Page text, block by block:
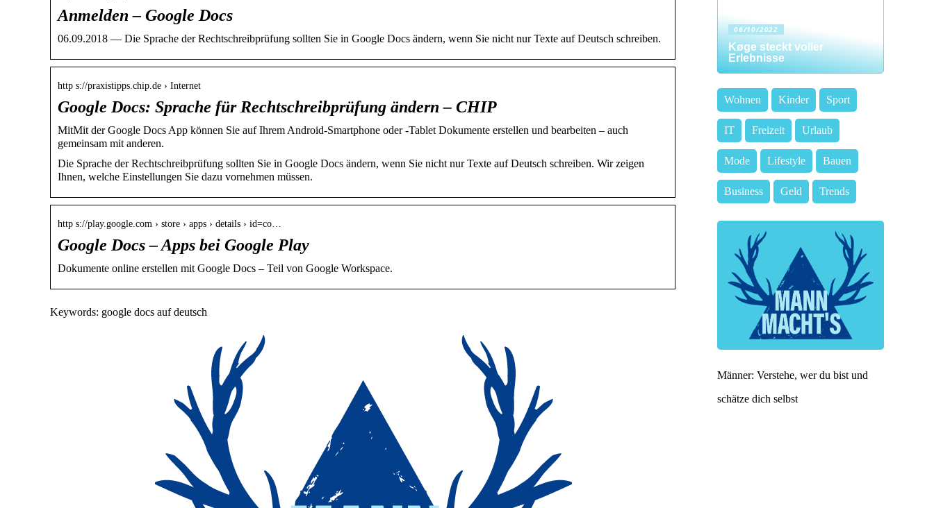
Anmelden – Google Docs
06.09.2018 — Die Sprache der Rechtschreibprüfung sollten Sie in Google Docs ändern, wenn Sie nicht nur Texte auf Deutsch schreiben.
http s://praxistipps.chip.de › Internet
Google Docs: Sprache für Rechtschreibprüfung ändern – CHIP
MitMit der Google Docs App können Sie auf Ihrem Android-Smartphone oder -Tablet Dokumente erstellen und bearbeiten – auch
gemeinsam mit anderen.
Die Sprache der Rechtschreibprüfung sollten Sie in Google Docs ändern, wenn Sie nicht nur Texte auf Deutsch schreiben. Wir zeigen
Ihnen, welche Einstellungen Sie dazu vornehmen müssen.
http s://play.google.com › store › apps › details › id=co…
Google Docs – Apps bei Google Play
Dokumente online erstellen mit Google Docs – Teil von Google Workspace.
Keywords: google docs auf deutsch
06/10/2022
Køge steckt voller
Erlebnisse
Wohnen Kinder Sport
IT Freizeit Urlaub
Mode Lifestyle Bauen
Business Geld Trends
Männer: Verstehe, wer du bist und
schätze dich selbst